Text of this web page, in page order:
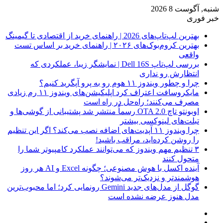
شنبه, آگوست 8 2026
خبر فوری
بهترین لپ‌تاپ‌های 2026 | راهنمای خرید از اقتصادی تا گیمینگ
بهترین کروم‌بوک‌های ۲۰۲۶ | راهنمای خرید بر اساس تست
واقعی
بررسی لپ‌تاپ Dell 16S | نمایشگر زیبا، عملکردی که
انتظارش رو نداری
چرا و چطور ویندوز ۱۱ هوم رو به پرو آپگرید کنیم؟
مایکروسافت اعتراف کرد اپلیکیشن‌های ویندوز ۱۱ رم زیادی
مصرف می‌کنند؛ راه‌حل در راه است
اوبونتو تاچ OTA 2.0 رسماً منتشر شد پشتیبانی از گوشی‌ها و
تبلت‌های لینوکسی بیشتر
چرا ویندوز ۱۱ آپدیت‌های اضافه نصب می‌کند؟ اگر این تنظیم
را روشن کرده‌اید، مراقب باشید!
۳ تنظیم مهم ویندوز که می‌توانند عملکرد کامپیوتر شما را
متحول کنند
آینده اکسل با هوش مصنوعی؛ چگونه Excel و AI هر روز
هوشمندتر و نزدیک‌تر می‌شوند؟
گوگل از مدل‌های جدید Gemini رونمایی کرد؛ اما محبوب‌ترین
مدل هنوز عرضه نشده است